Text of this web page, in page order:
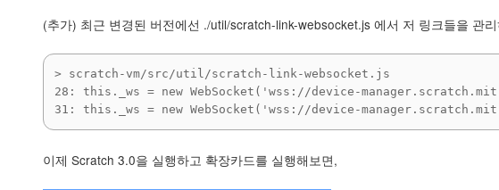
(추가) 최근 변경된 버전에선 ./util/scratch-link-websocket.js 에서 저 링크들을 관
> scratch-vm/src/util/scratch-link-websocket.js
28: this._ws = new WebSocket('wss://device-
31: this._ws = new WebSocket('wss://device-
이제 Scratch 3.0을 실행하고 확장카드를 실행해보면,